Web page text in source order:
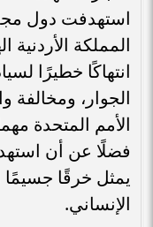
استهدفت دول
المملكة
انتهاكًا خطيرًا
الجوار، ومخالفة
الأمم المتحدة
فضلًا عن أن
يمثل خرقًا جسيمًا
الإنساني.